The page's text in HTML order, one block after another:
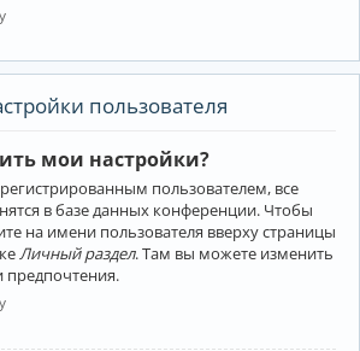
пользователя
мои настройки?
пользователем, все
в базе данных конференции. Чтобы
на имени пользователя вверху страницы
Личный раздел. Там вы можете изменить
предпочтения.